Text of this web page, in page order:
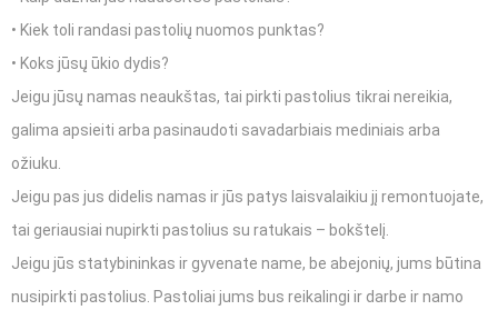
• Kiek toli randasi pastolių nuomos punktas?
• Koks jūsų ūkio dydis?
Jeigu jūsų namas neaukštas, tai pirkti pastolius tikrai nereikia,
galima apsieiti arba pasinaudoti savadarbiais mediniais arba
ožiuku.
Jeigu pas jus didelis namas ir jūs patys laisvalaikiu jį remontuojate,
tai geriausiai nupirkti pastolius su ratukais – bokštelį.
Jeigu jūs statybininkas ir gyvenate name, be abejonių, jums būtina
nusipirkti pastolius. Pastoliai jums bus reikalingi ir darbe ir namo